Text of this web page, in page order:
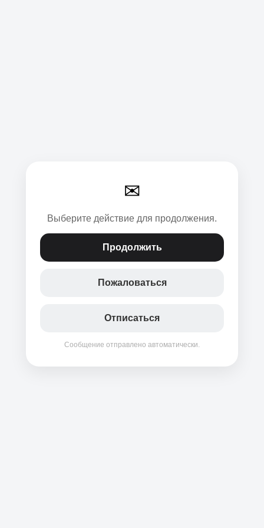
✉
Выберите действие для продолжения.
Продолжить
Пожаловаться
Отписаться
Сообщение отправлено автоматически.